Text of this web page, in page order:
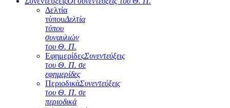
Δελτία
τύπουΔελτία
τύπου
συναυλιών
του Θ. Π.
ΕφημερίδεςΣυνεντεύξεις
του Θ. Π. σε
εφημερίδες
ΠεριοδικάΣυνεντεύξεις
του Θ. Π. σε
περιοδικά